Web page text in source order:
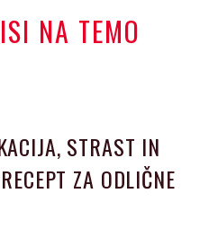
NA TEMO
STRAST IN
ZA ODLIČNE